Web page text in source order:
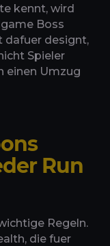
kennt, wird
Boss
dafuer designt,
Spieler
einen Umzug
Run
Regeln.
die fuer